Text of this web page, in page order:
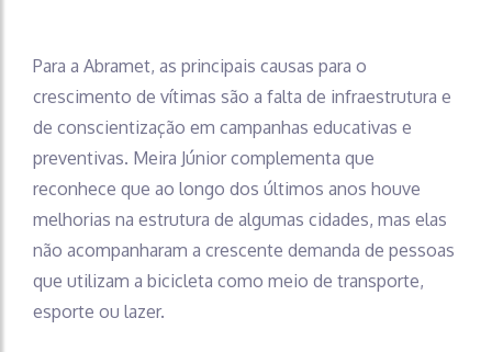
Para a Abramet, as principais causas para o
crescimento de vítimas são a falta de infraestrutura e
de conscientização em campanhas educativas e
preventivas. Meira Júnior complementa que
reconhece que ao longo dos últimos anos houve
melhorias na estrutura de algumas cidades, mas elas
não acompanharam a crescente demanda de pessoas
que utilizam a bicicleta como meio de transporte,
esporte ou lazer.